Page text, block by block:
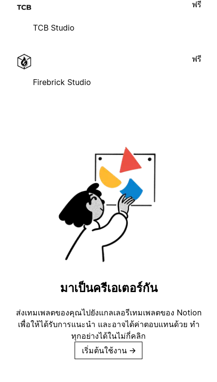
TCB Studio
ฟรี
Firebrick Studio
ฟรี
มาเป็นครีเอเตอร์กัน
ส่งเทมเพลตของคุณไปยังแกลเลอรีเทมเพลตของ Notion
เพื่อให้ได้รับการแนะนำ และอาจได้ค่าตอบแทนด้วย ทำ
ทุกอย่างได้ในไม่กี่คลิก
เริ่มต้นใช้งาน →